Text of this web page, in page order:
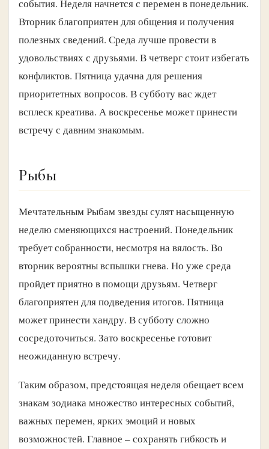
события. Неделя начнется с перемен в понедельник.
Вторник благоприятен для общения и получения
полезных сведений. Среда лучше провести в
удовольствиях с друзьями. В четверг стоит избегать
конфликтов. Пятница удачна для решения
приоритетных вопросов. В субботу вас ждет
всплеск креатива. А воскресенье может принести
встречу с давним знакомым.
Рыбы
Мечтательным Рыбам звезды сулят насыщенную
неделю сменяющихся настроений. Понедельник
требует собранности, несмотря на вялость. Во
вторник вероятны вспышки гнева. Но уже среда
пройдет приятно в помощи друзьям. Четверг
благоприятен для подведения итогов. Пятница
может принести хандру. В субботу сложно
сосредоточиться. Зато воскресенье готовит
неожиданную встречу.
Таким образом, предстоящая неделя обещает всем
знакам зодиака множество интересных событий,
важных перемен, ярких эмоций и новых
возможностей. Главное – сохранять гибкость и